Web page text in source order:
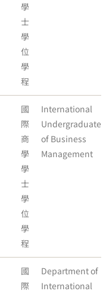
學
士
學
位
學
程
國
際
商
學
學
士
學
位
學
程
International
Undergraduate
of Business
Management
國
際
Department of
International